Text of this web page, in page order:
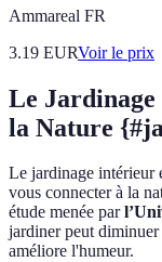
Ammareal FR
3.19 EURVoir le prix
Le
la Nature
Le jardinage intérieur
vous connecter à la
étude menée par
jardiner peut
améliore l'humeur.